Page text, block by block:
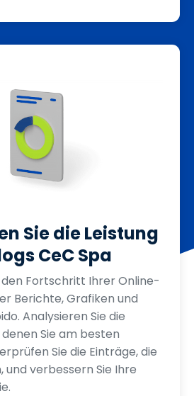
Sie die Leistung
CeC Spa
Fortschritt Ihrer Online-
Berichte, Grafiken und
Analysieren Sie die
Sie am besten
Sie die Einträge, die
verbessern Sie Ihre